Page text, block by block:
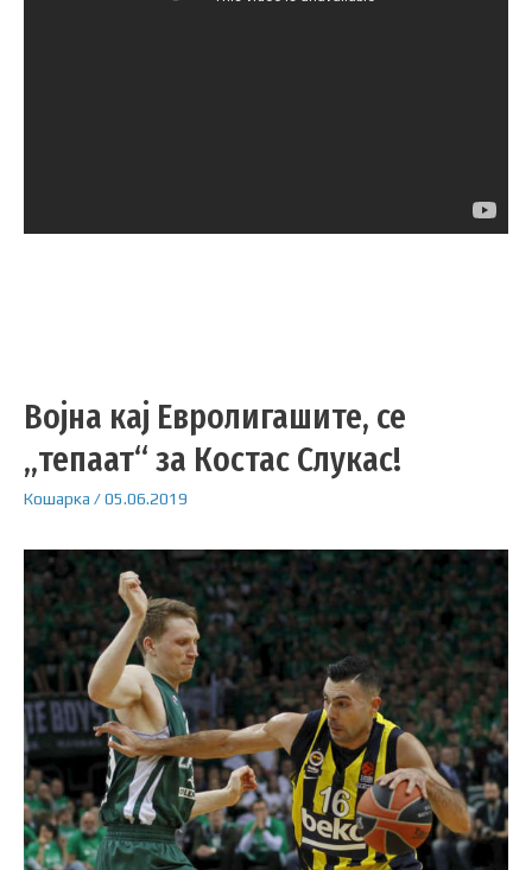
Војна кај Евролигашите, се
„тепаат“ за Костас Слукас!
Кошарка /05.06.2019